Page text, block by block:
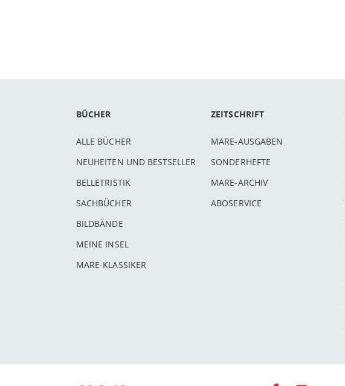
BÜCHER
ALLE BÜCHER
NEUHEITEN UND BESTSELLER
BELLETRISTIK
SACHBÜCHER
BILDBÄNDE
MEINE INSEL
MARE-KLASSIKER
ZEITSCHRIFT
MARE-AUSGABEN
SONDERHEFTE
MARE-ARCHIV
ABOSERVICE